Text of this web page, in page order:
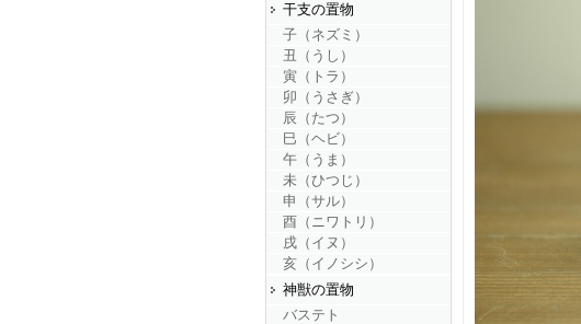
干支の置物
子（ネズミ）
丑（うし）
寅（トラ）
卯（うさぎ）
辰（たつ）
巳（ヘビ）
午（うま）
未（ひつじ）
申（サル）
酉（ニワトリ）
戌（イヌ）
亥（イノシシ）
神獣の置物
バステト